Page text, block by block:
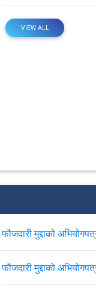
VIEW ALL
फौजदारी मुद्दाको
फौजदारी मुद्दाको